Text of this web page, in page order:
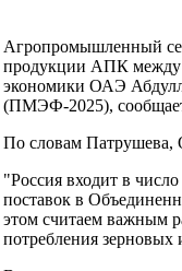
Агропромышленный
продукции АПК между
экономики ОАЭ
(ПМЭФ-2025), сообщает
По словам Патрушева,
"Россия входит в
поставок в
этом считаем важным
потребления зерновых